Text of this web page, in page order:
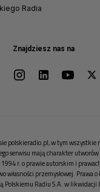
Znajdziesz nas na
Radia
polskieradio.pl, w tym wszystkie
serwisu mają charakter
r. o prawie autorskim i
własności przemysłowej. Prawa
Polskiemu Radiu S.A. w